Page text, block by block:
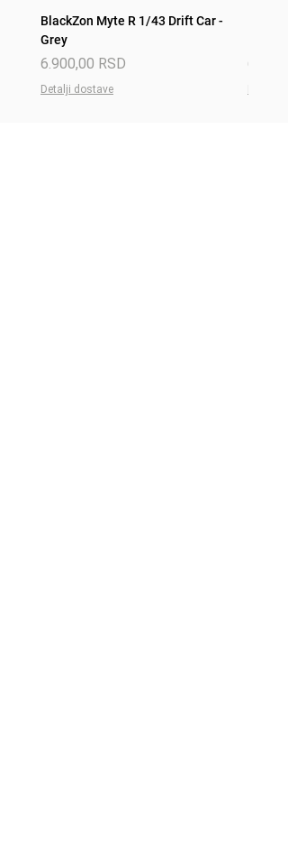
BlackZon Myte R 1/43 Drift Car -
Grey
Price
6.900,00 RSD
Detalji dostave
Price